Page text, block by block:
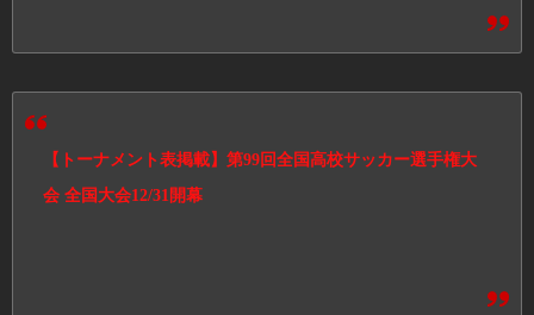
【トーナメント表掲載】第99回全国高校サッカー選手権大
会 全国大会12/31開幕